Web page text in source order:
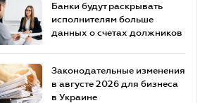
Банки будут раскрывать
исполнителям больше
данных о счетах должников
Законодательные изменения
в августе 2026 для бизнеса
в Украине